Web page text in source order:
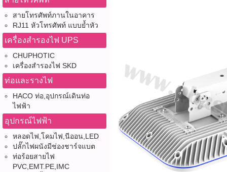
สายโทรศัพท์ภานในอาคาร
RJ11 หัวโทรศัพท์ แบบย้ำหัว
เครื่องสำรองไฟ UPS
CHUPHOTIC
เครื่องสำรองไฟ SKD
ท่อและรางไฟ
HACO ท่อ,อุปกรณ์เดินท่อ
ไฟฟ้า
อุปกรณ์ไฟฟ้า
หลอดไฟ,โคมไฟ,นีออน,LED
ปลั๊กไฟผนังมีช่องชาร์จแบต
ท่อร้อยสายไฟ
PVC,EMT.PE,IMC